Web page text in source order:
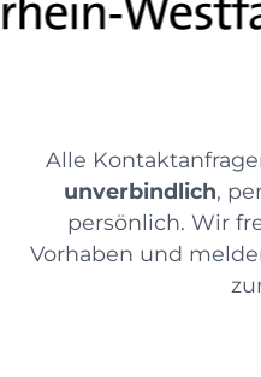
Alle
unverbindlich,
persönlich. Wir
Vorhaben und